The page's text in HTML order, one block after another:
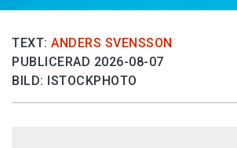
TEXT: ANDERS SVENSSON
PUBLICERAD 2026-08-07
BILD: ISTOCKPHOTO